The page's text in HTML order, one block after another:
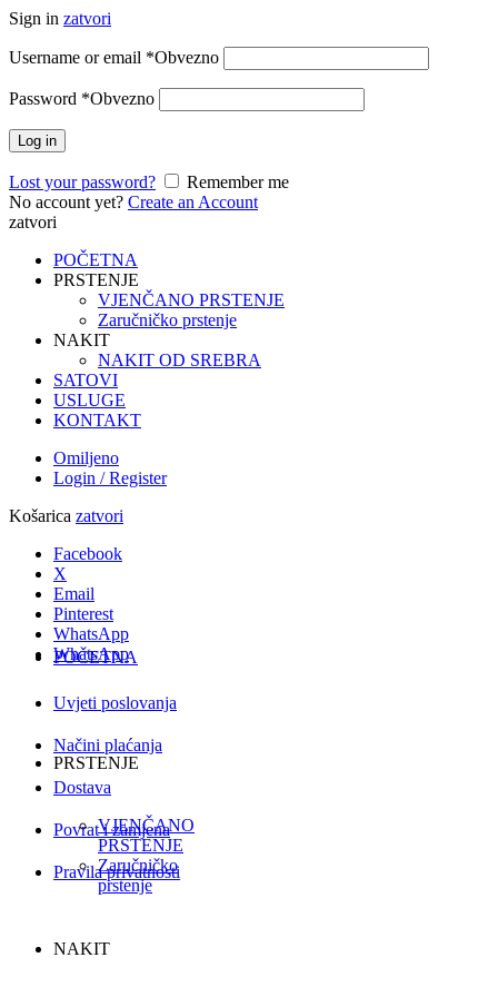
Sign in zatvori
Username or email *Obvezno
Password *Obvezno
Log in
Lost your password?
Remember me
No account yet? Create an Account
zatvori
POČETNA
PRSTENJE
VJENČANO PRSTENJE
Zaručničko prstenje
NAKIT
NAKIT OD SREBRA
SATOVI
USLUGE
KONTAKT
Omiljeno
Login / Register
Košarica zatvori
Facebook
X
Email
Pinterest
WhatsApp
WhatsApp
Uvjeti poslovanja
Načini plaćanja
Dostava
Povrat i zamjena
Pravila privatnosti
POČETNA
PRSTENJE
VJENČANO
PRSTENJE
Zaručničko
prstenje
NAKIT